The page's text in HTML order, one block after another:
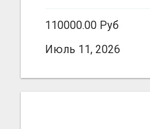
110000.00 Руб
Июль 11, 2026